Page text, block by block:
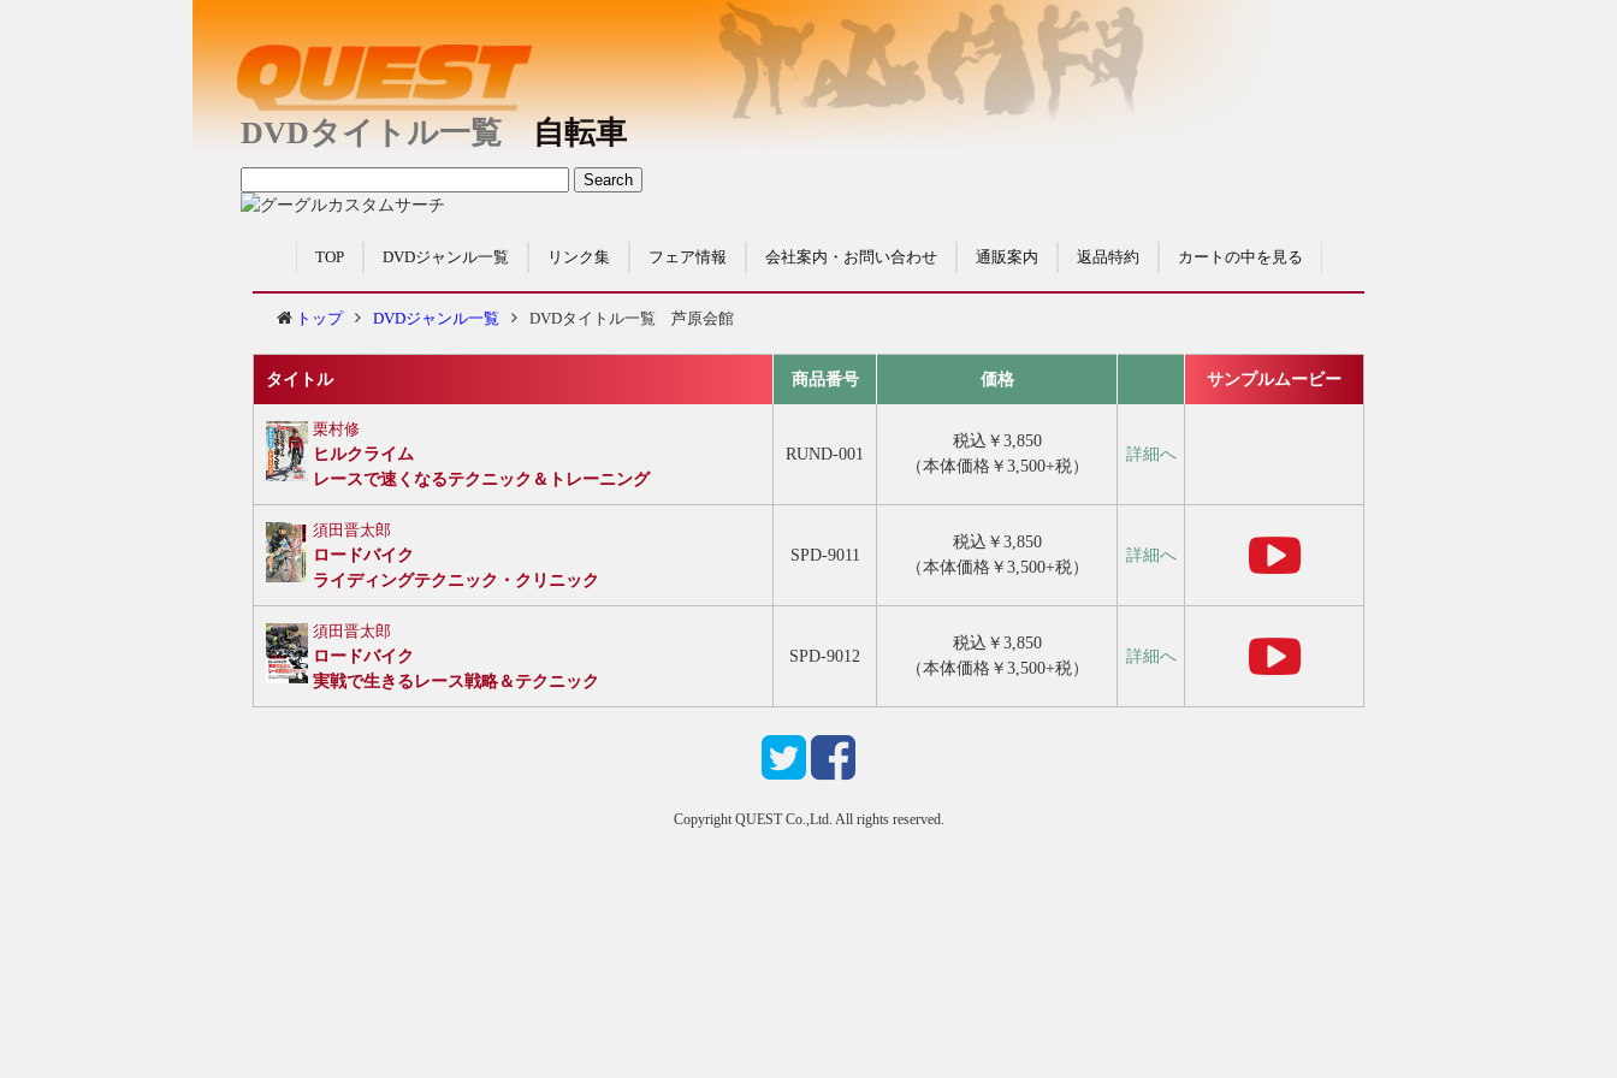
DVDタイトル一覧自転車
TOP DVDジャンル一覧 リンク集 フェア情報 会社案内・お問い合わせ 通販案内 返品特約 カートの中を見る
トップ DVDジャンル一覧 DVDタイトル一覧 芦原会館
タイトル 商品番号 価格 サンプルムービー
栗村修
ヒルクライム
レースで速くなるテクニック＆トレーニング
RUND-001
税込￥3,850
（本体価格￥3,500+税）
詳細へ
須田晋太郎
ロードバイク
ライディングテクニック・クリニック
SPD-9011
税込￥3,850
（本体価格￥3,500+税）
詳細へ
須田晋太郎
ロードバイク
実戦で生きるレース戦略＆テクニック
SPD-9012
税込￥3,850
（本体価格￥3,500+税）
詳細へ
Copyright QUEST Co.,Ltd. All rights reserved.